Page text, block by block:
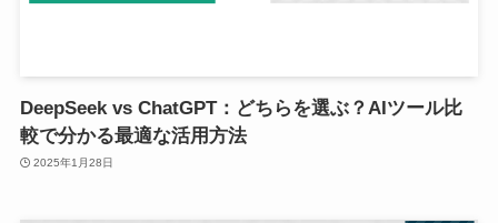
DeepSeek vs ChatGPT：どちらを選ぶ？AIツール比
較で分かる最適な活用方法
2025年1月28日